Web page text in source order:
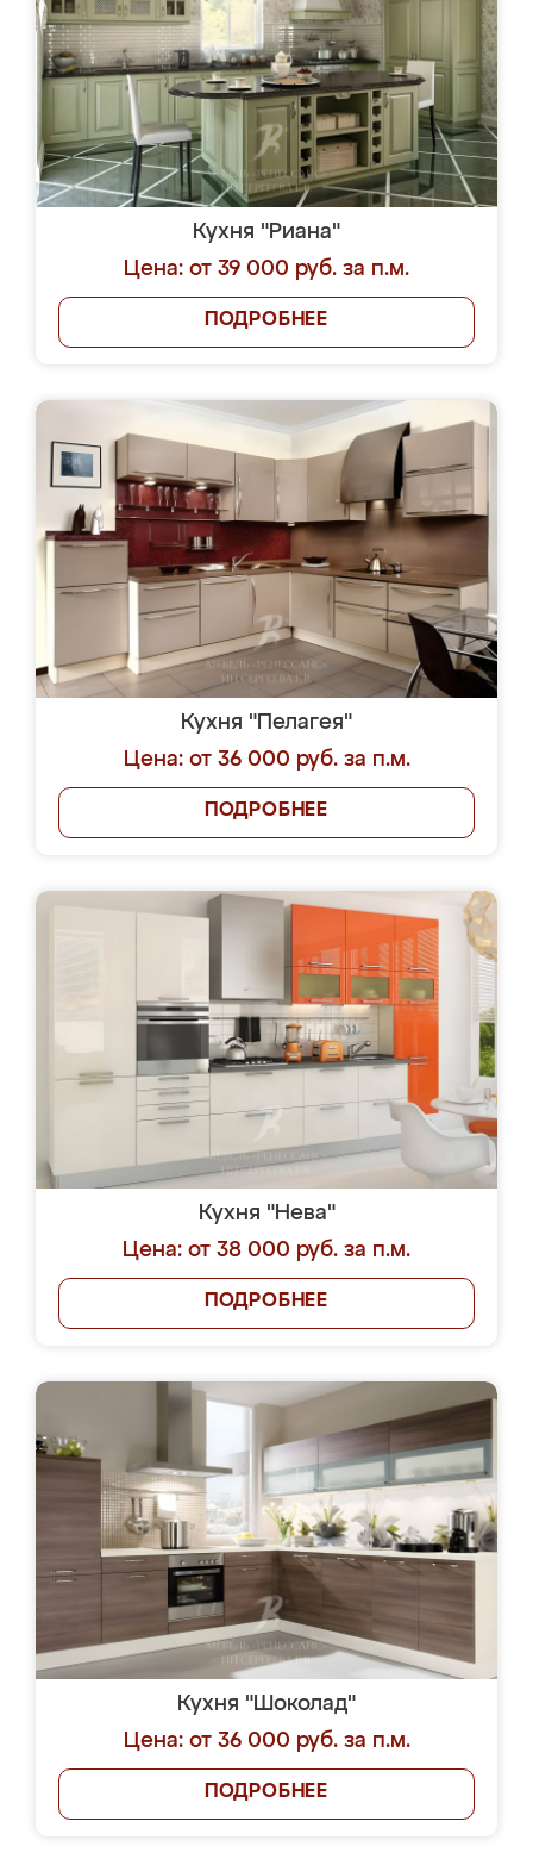
Кухня "Риана"
Цена: от 39 000 руб. за п.м.
ПОДРОБНЕЕ
Кухня "Пелагея"
Цена: от 36 000 руб. за п.м.
ПОДРОБНЕЕ
Кухня "Нева"
Цена: от 38 000 руб. за п.м.
ПОДРОБНЕЕ
Кухня "Шоколад"
Цена: от 36 000 руб. за п.м.
ПОДРОБНЕЕ